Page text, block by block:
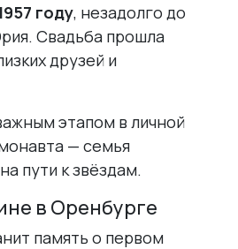
году, незадолго до
Свадьба прошла
друзей и
этапом в личной
— семья
пути к звёздам.
в Оренбурге
память о первом